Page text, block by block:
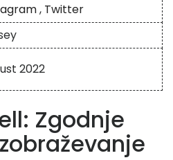
, Twitter
2022
Zgodnje